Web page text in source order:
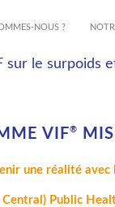
NOUS ?
VIF®
une réalité
Public